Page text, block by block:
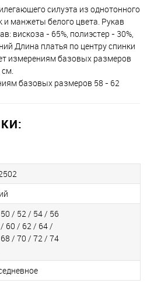
силуэта из однотонного
и манжеты белого цвета. Рукав
вискоза - 65%, полиэстер - 30%,
Длина платья по центру спинки
измерениям базовых размеров
базовых размеров 58 - 62
/ 52 / 54 / 56
60 / 62 / 64 /
/ 70 / 72 / 74